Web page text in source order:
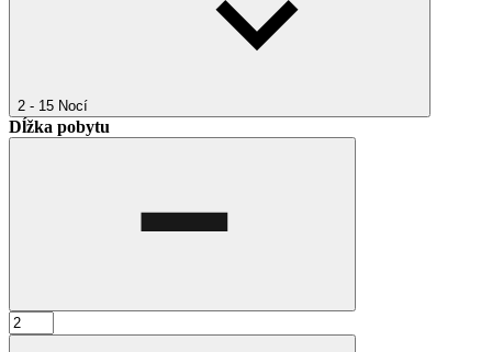
2 - 15 Nocí
Dĺžka pobytu